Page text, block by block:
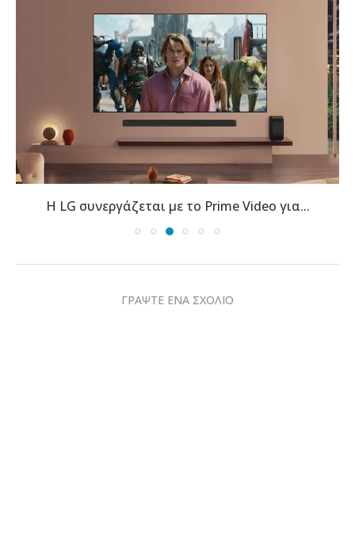
Η LG συνεργάζεται με το Prime Video για...
ΓΡΑΨΤΕ ΕΝΑ ΣΧΟΛΙΟ